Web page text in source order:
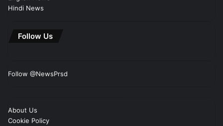
Hindi News
Follow Us
Follow @NewsPrsd
About Us
Cookie Policy